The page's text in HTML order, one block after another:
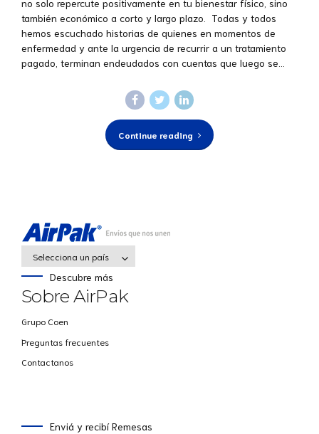
no solo repercute positivamente en tu bienestar físico, sino
también económico a corto y largo plazo. Todas y todos
hemos escuchado historias de quienes en momentos de
enfermedad y ante la urgencia de recurrir a un tratamiento
pagado, terminan endeudados con cuentas que luego se...
Continue reading
Selecciona un país
Descubre más
Sobre AirPak
Grupo Coen
Preguntas frecuentes
Contactanos
Enviá y recibí Remesas